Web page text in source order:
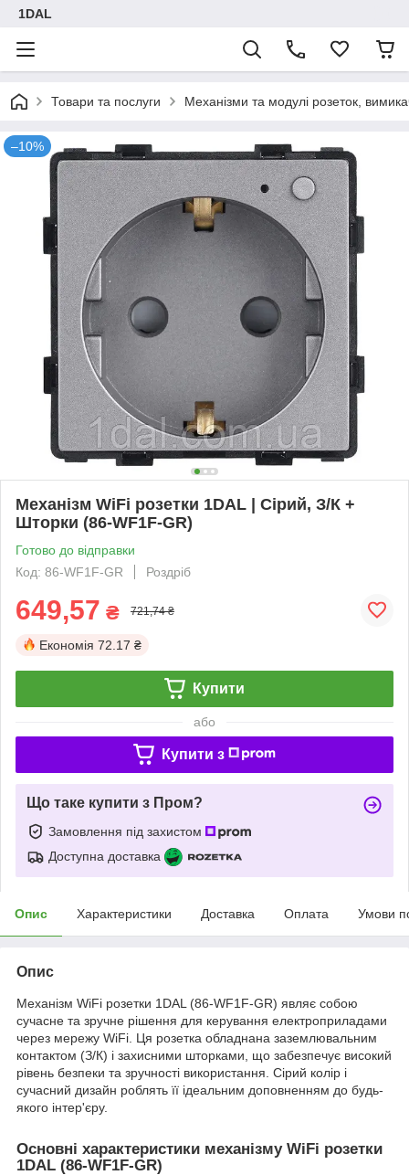
1DAL
Товари та послуги Механізми та модулі розеток,
–10%
Механізм WiFi розетки 1DAL | Сірий, З/К +
Шторки (86-WF1F-GR)
Готово до відправки
Код: 86-WF1F-GR
Роздріб
649,57 ₴ 721,74 ₴
Економія 72.17 ₴
Купити
або
Купити з
Що таке купити з Пром?
Замовлення під захистом
Доступна доставка
Опис Характеристики Доставка Оплата Умови
Опис
Механізм WiFi розетки 1DAL (86-WF1F-GR) являє собою
сучасне та зручне рішення для керування електроприладами
через мережу WiFi. Ця розетка обладнана заземлювальним
контактом (З/К) і захисними шторками, що забезпечує високий
рівень безпеки та зручності використання. Сірий колір і
сучасний дизайн роблять її ідеальним доповненням до будь-
якого інтер'єру.
Основні характеристики механізму WiFi розетки
1DAL (86-WF1F-GR)